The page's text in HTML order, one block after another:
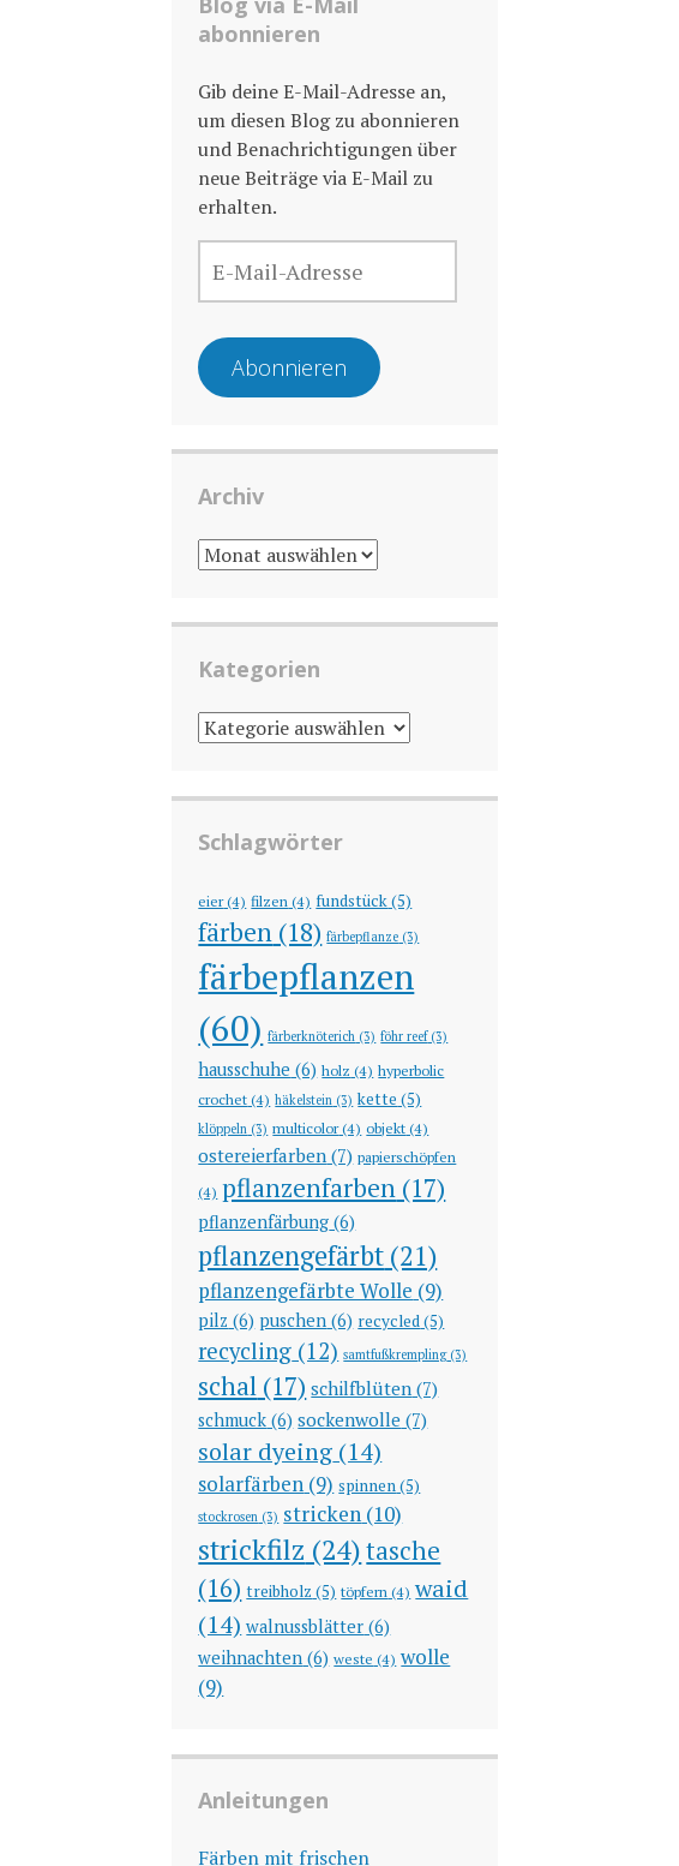
abonnieren
Gib deine E-Mail-Adresse an,
um diesen Blog zu abonnieren
und Benachrichtigungen über
neue Beiträge via E-Mail zu
erhalten.
MAIL-
ADRESSE
Abonnieren
Archiv
ARCHIV
Kategorien
KATEGORIEN
Schlagwörter
eier(4) filzen(4) fundstück(5)
färben (18) färbepflanze (3)
färbepflanzen
(60) färberknöterich (3) föhr reef(3)
hausschuhe (6) holz (4) hyperbolic
crochet(4) häkelstein (3) kette (5)
klöppeln (3) multicolor(4) objekt(4)
ostereierfarben (7) papierschöpfen
(4) pflanzenfarben (17)
pflanzenfärbung (6)
pflanzengefärbt (21)
pflanzengefärbte Wolle (9)
pilz (6) puschen (6) recycled(5)
recycling (12) samtfußkrempling(3)
schal (17) schilfblüten (7)
schmuck (6) sockenwolle (7)
solar dyeing (14)
solarfärben (9) spinnen(5)
stockrosen (3) stricken (10)
strickfilz (24)tasche
(16) treibholz (5) töpfern(4) waid
(14) walnussblätter (6)
weihnachten (6) weste (4) wolle
(9)
Anleitungen
Färben mit frischen